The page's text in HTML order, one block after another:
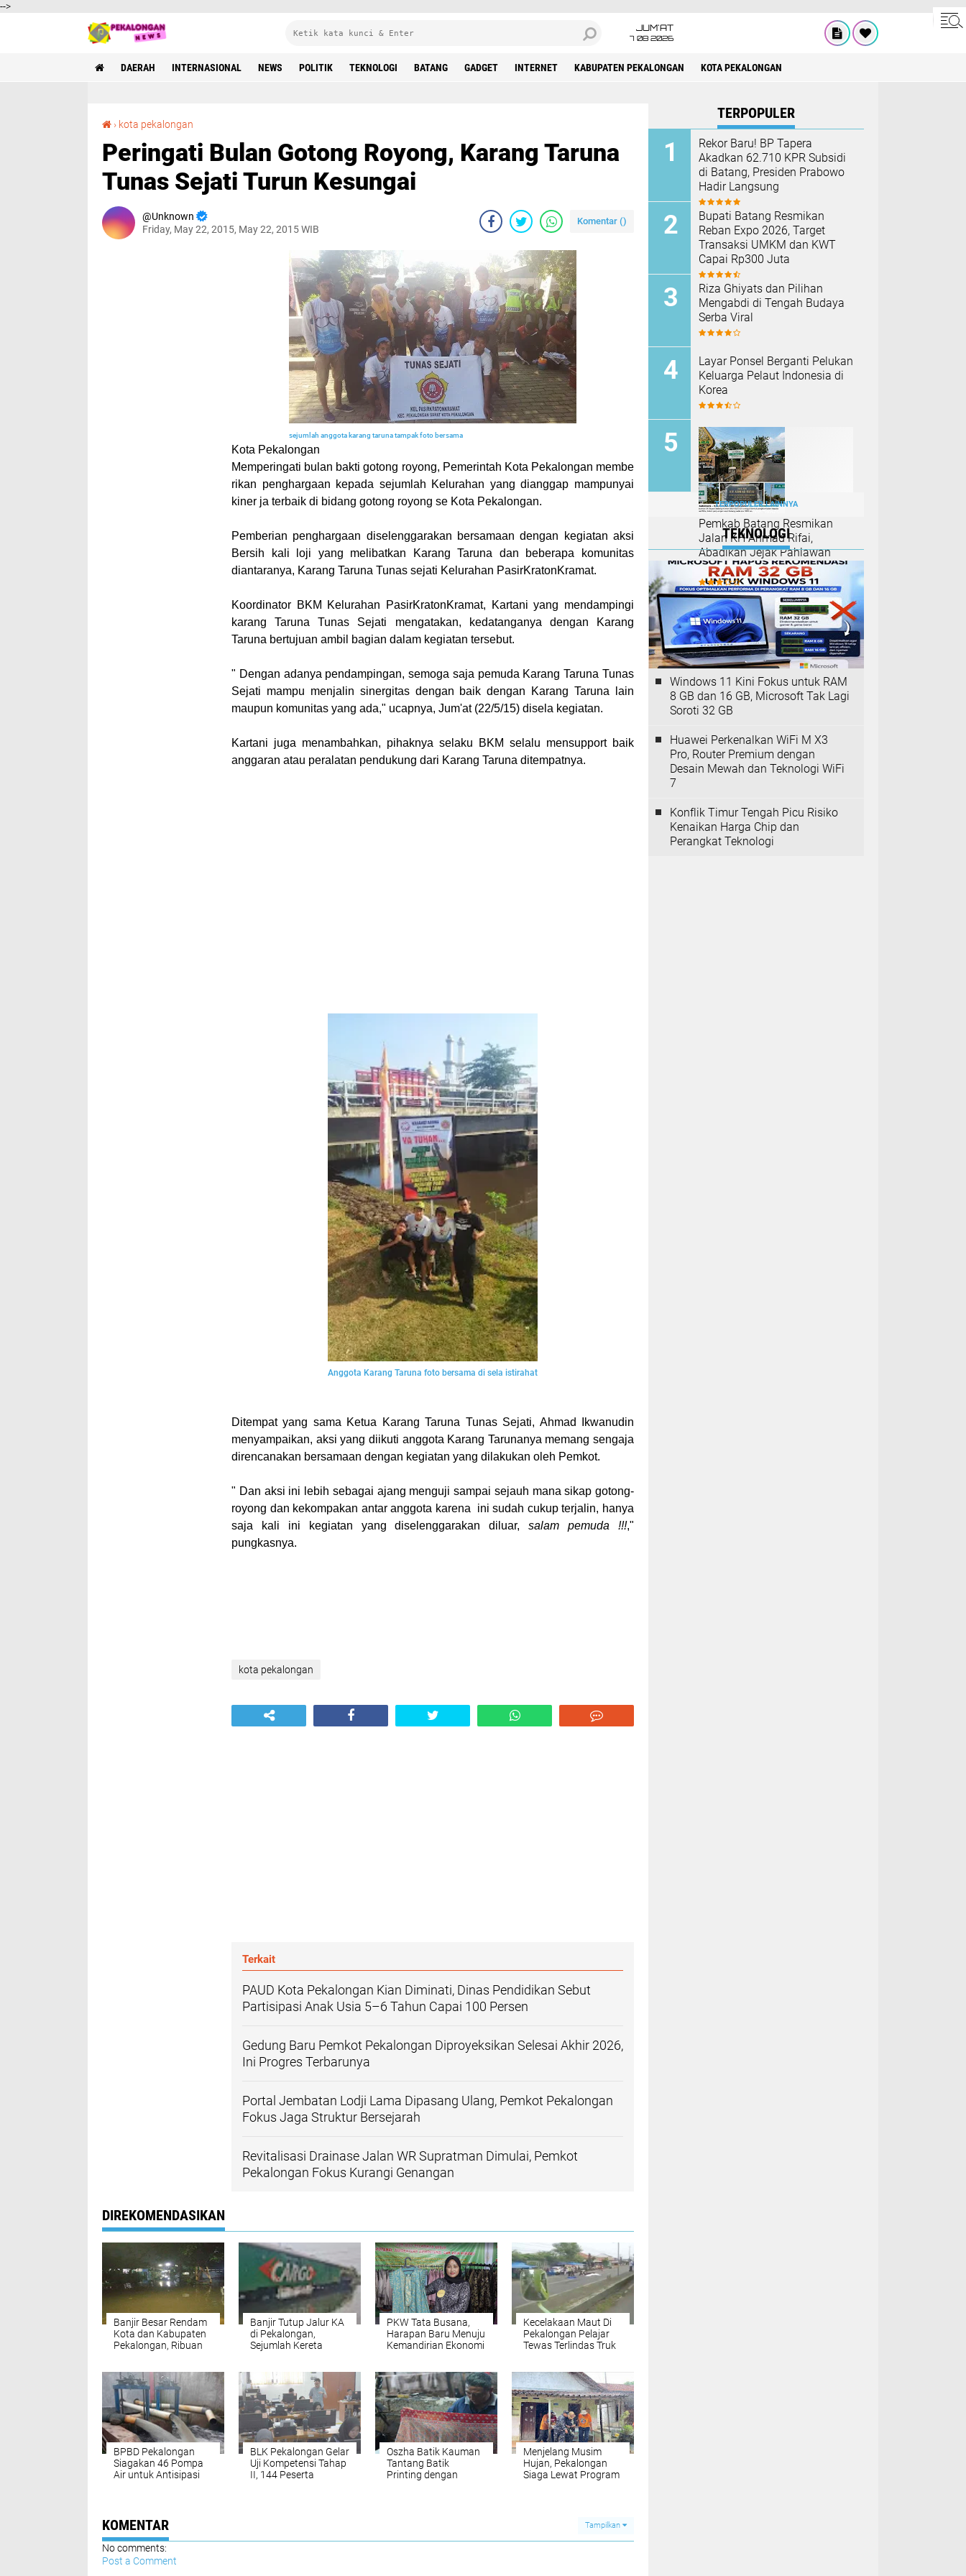
-->
JUM'AT
7 08 2026
DAERAH INTERNASIONAL NEWS POLITIK TEKNOLOGI BATANG GADGET INTERNET KABUPATEN PEKALONGAN KOTA PEKALONGAN
› kota pekalongan
Peringati Bulan Gotong Royong, Karang Taruna
Tunas Sejati Turun Kesungai
Unknown
Friday, May 22, 2015, May 22, 2015 WIB
Komentar ()
sejumlah anggota karang taruna tampak foto bersama
Kota Pekalongan
Memperingati bulan bakti gotong royong, Pemerintah Kota Pekalongan membe
rikan penghargaan kepada sejumlah Kelurahan yang dianggap mampunyai
kiner ja terbaik di bidang gotong royong se Kota Pekalongan.
Pemberian penghargaan diselenggarakan bersamaan dengan kegiatan aksi
Bersih kali loji yang melibatkan Karang Taruna dan beberapa komunitas
diantaranya, Karang Taruna Tunas sejati Kelurahan PasirKratonKramat.
Koordinator BKM Kelurahan PasirKratonKramat, Kartani yang mendampingi
karang Taruna Tunas Sejati mengatakan, kedatanganya dengan Karang
Taruna bertujuan ambil bagian dalam kegiatan tersebut.
" Dengan adanya pendampingan, semoga saja pemuda Karang Taruna Tunas
Sejati mampu menjalin sinergitas dengan baik dengan Karang Taruna lain
maupun komunitas yang ada," ucapnya, Jum'at (22/5/15) disela kegiatan.
Kartani juga menambahkan, pihaknya selaku BKM selalu mensupport baik
anggaran atau peralatan pendukung dari Karang Taruna ditempatnya.
Anggota Karang Taruna foto bersama di sela istirahat
Ditempat yang sama Ketua Karang Taruna Tunas Sejati, Ahmad Ikwanudin
menyampaikan, aksi yang diikuti anggota Karang Tarunanya memang sengaja
direncanakan bersamaan dengan kegiatan yang dilakukan oleh Pemkot.
" Dan aksi ini lebih sebagai ajang menguji sampai sejauh mana sikap gotong-
royong dan kekompakan antar anggota karena ini sudah cukup terjalin, hanya
saja kali ini kegiatan yang diselenggarakan diluar,salam pemuda !!!,"
pungkasnya.
kota pekalongan
Terkait
PAUD Kota Pekalongan Kian Diminati, Dinas Pendidikan Sebut
Partisipasi Anak Usia 5–6 Tahun Capai 100 Persen
Gedung Baru Pemkot Pekalongan Diproyeksikan Selesai Akhir 2026,
Ini Progres Terbarunya
Portal Jembatan Lodji Lama Dipasang Ulang, Pemkot Pekalongan
Fokus Jaga Struktur Bersejarah
Revitalisasi Drainase Jalan WR Supratman Dimulai, Pemkot
Pekalongan Fokus Kurangi Genangan
DIREKOMENDASIKAN
Banjir Besar Rendam
Kota dan Kabupaten
Pekalongan, Ribuan
Banjir Tutup Jalur KA
di Pekalongan,
Sejumlah Kereta
PKW Tata Busana,
Harapan Baru Menuju
Kemandirian Ekonomi
Kecelakaan Maut Di
Pekalongan Pelajar
Tewas Terlindas Truk
Tiga Ditegakkan Total
BPBD Pekalongan
Siagakan 46 Pompa
Air untuk Antisipasi
BLK Pekalongan Gelar
Uji Kompetensi Tahap
II, 144 Peserta
Oszha Batik Kauman
Tantang Batik
Printing dengan
Menjelang Musim
Hujan, Pekalongan
Siaga Lewat Program
KOMENTAR Tampilkan
No comments:
Post a Comment
TERPOPULER
Rekor Baru! BP Tapera
Akadkan 62.710 KPR Subsidi
di Batang, Presiden Prabowo
Hadir Langsung
Bupati Batang Resmikan
Reban Expo 2026, Target
Transaksi UMKM dan KWT
Capai Rp300 Juta
Riza Ghiyats dan Pilihan
Mengabdi di Tengah Budaya
Serba Viral
Layar Ponsel Berganti Pelukan
Keluarga Pelaut Indonesia di
Korea
Pemkab Batang Resmikan
Jalan KH Ahmad Rifai,
Abadikan Jejak Pahlawan
Nasional
TERPOPULER LAINNYA
TEKNOLOGI
Windows 11 Kini Fokus untuk RAM
8 GB dan 16 GB, Microsoft Tak Lagi
Soroti 32 GB
Huawei Perkenalkan WiFi M X3
Pro, Router Premium dengan
Desain Mewah dan Teknologi WiFi
7
Konflik Timur Tengah Picu Risiko
Kenaikan Harga Chip dan
Perangkat Teknologi